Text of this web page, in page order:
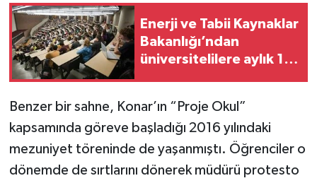
Enerji ve Tabii Kaynaklar
Bakanlığı’ndan
üniversitelilere aylık 13
Benzer bir sahne, Konar’ın “Proje Okul”
kapsamında göreve başladığı 2016 yılındaki
mezuniyet töreninde de yaşanmıştı. Öğrenciler o
dönemde de sırtlarını dönerek müdürü protesto